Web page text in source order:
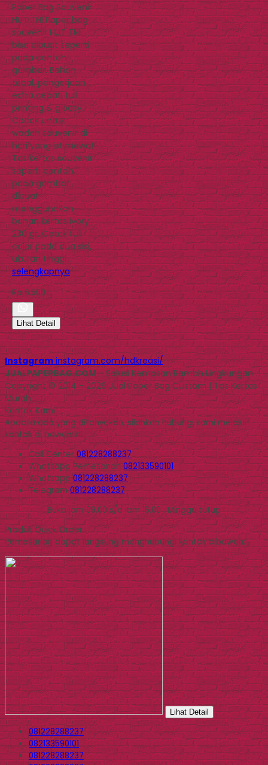
Paper Bag Souvenir
HUT TNI Paper bag
souvenir HUT TNI
bisa dibuat seperti
pada contoh
gambar. Bahan
tebal, pengerjaan
extra cepat, full
printing & gloosy.
Cocok untuk
wadah souvenir di
hari yang istimewa!
Tas kertas souvenir
seperti contoh
pada gambar
dibuat
menggunakan
bahan kertas ivory
230 gr. Cetak full
color pada dua sisi,
ukuran tinggi…
selengkapnya
Rp 6.500
Lihat Detail
Instagram instagram.com/hdkreasi/
JUALPAPERBAG.COM- Solusi Kemasan Ramah Lingkungan
Copyright © 2014 - 2026 Jual Paper Bag Custom | Tas Kertas
Murah
Kontak Kami
Apabila ada yang ditanyakan, silahkan hubungi kami melalui
kontak di bawah ini.
Call Center081228288237
WhatsappPemesanan 082133590101
Whatsapp081228288237
Telegram081228288237
Buka jam 09.00 s/d jam 16.00 , Minggu tutup
Produk Quick Order
Pemesanan dapat langsung menghubungi kontak dibawah:
Lihat Detail
081228288237
082133590101
081228288237